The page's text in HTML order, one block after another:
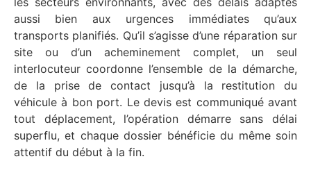
aussi bien aux urgences immédiates qu’aux
transports planifiés. Qu’il s’agisse d’une réparation sur
site ou d’un acheminement complet, un seul
interlocuteur coordonne l’ensemble de la démarche,
de la prise de contact jusqu’à la restitution du
véhicule à bon port. Le devis est communiqué avant
tout déplacement, l’opération démarre sans délai
superflu, et chaque dossier bénéficie du même soin
attentif du début à la fin.